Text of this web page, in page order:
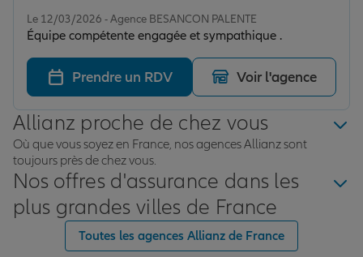
signifier à cette société la reconnaissance que nous lui
vouons; nous ne pouvons à l'évidence qu'exhorter
chacun à placer sa confiance entre les mains expertes
de ses professionnels, avec la garantie de s'en trouver
plus que satisfait.✨🙏
Le 12/03/2026 - Agence BESANCON PALENTE
Équipe compétente engagée et sympathique .
Prendre un RDV Voir l'agence
Allianz proche de chez vous
Où que vous soyez en France, nos agences Allianz sont
toujours près de chez vous.
Nos offres d'assurance dans les
plus grandes villes de France
Toutes les agences Allianz de France